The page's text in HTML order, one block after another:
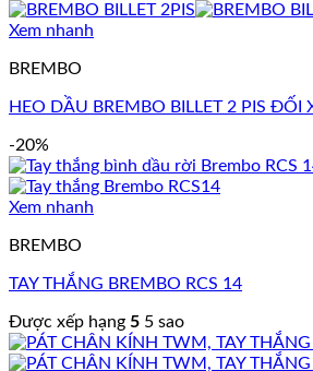
Xem nhanh
BREMBO
HEO DẦU BREMBO BILLET 2 PIS ĐỐI
-20%
Xem nhanh
BREMBO
TAY THẮNG BREMBO RCS 14
Được xếp hạng 5 5 sao